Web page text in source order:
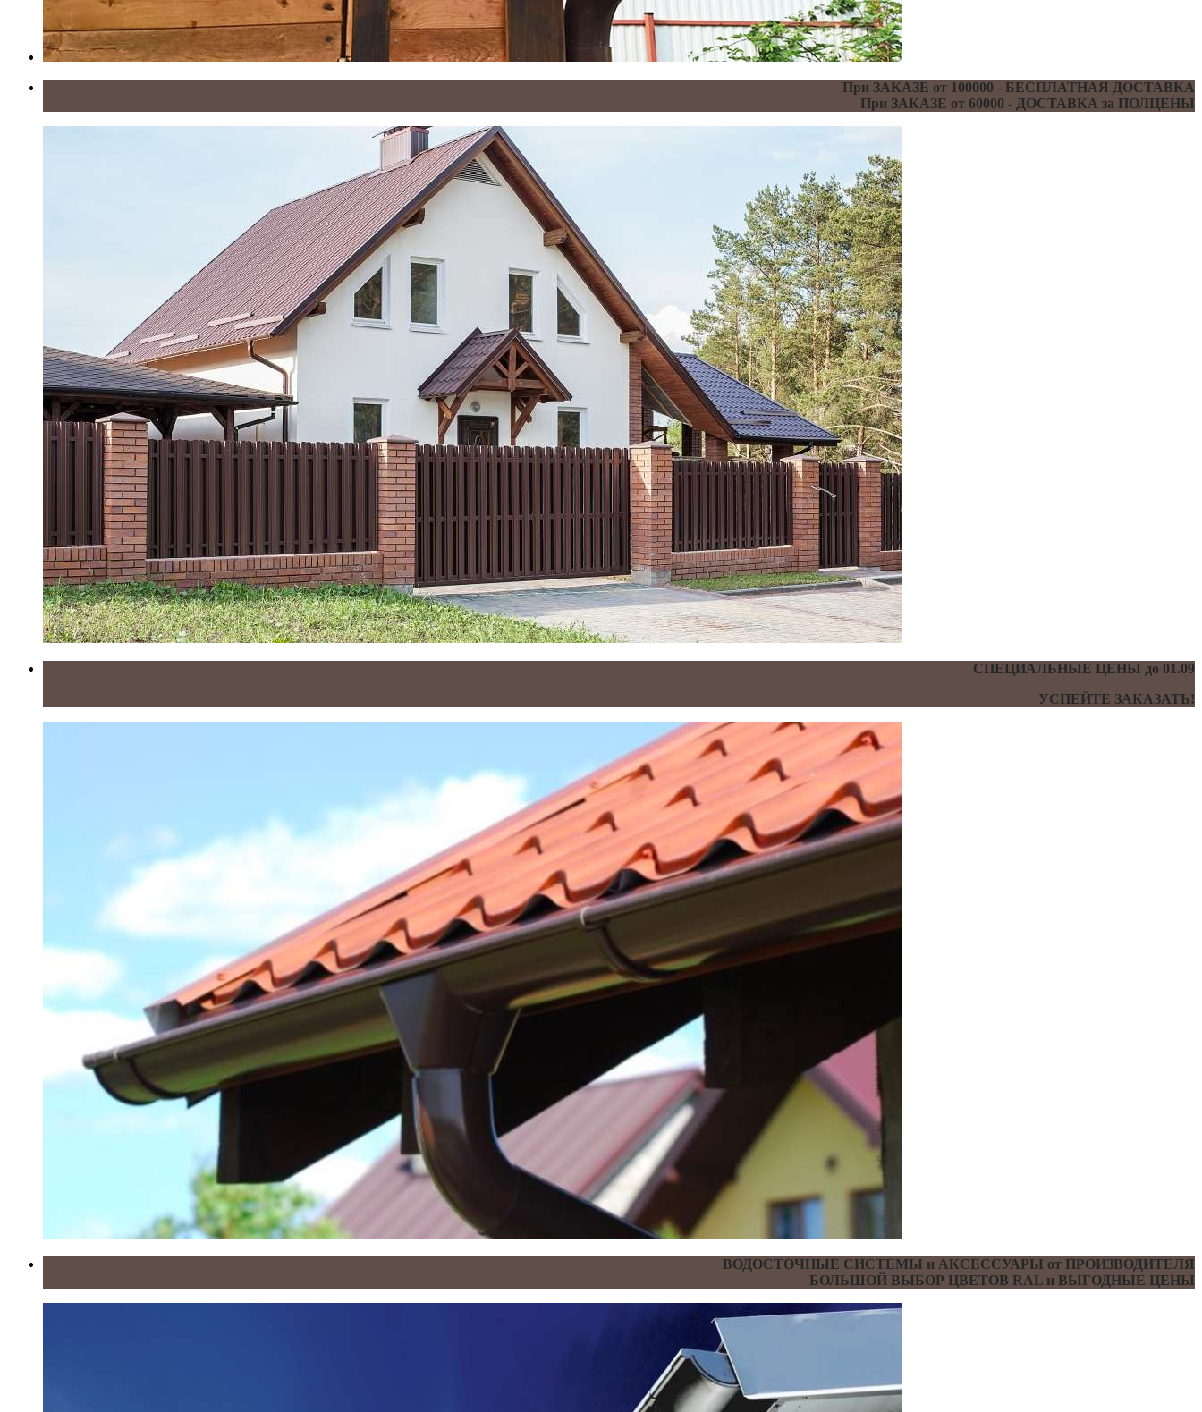
При ЗАКАЗЕ от 100000 - БЕСПЛАТНАЯ ДОСТАВКА
При ЗАКАЗЕ от 60000 - ДОСТАВКА за ПОЛЦЕНЫ
СПЕЦИАЛЬНЫЕ ЦЕНЫ до 01.09
УСПЕЙТЕ ЗАКАЗАТЬ!
ВОДОСТОЧНЫЕ СИСТЕМЫ и АКСЕССУАРЫ от ПРОИЗВОДИТЕЛЯ
БОЛЬШОЙ ВЫБОР ЦВЕТОВ RAL и ВЫГОДНЫЕ ЦЕНЫ